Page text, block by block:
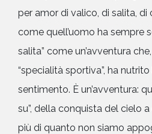
per amor di valico, di salita, di
come quell’uomo ha sempre
salita” come un’avventura
“specialità sportiva”, ha
sentimento. È un’avventura:
su”, della conquista del cielo
più di quanto non siamo